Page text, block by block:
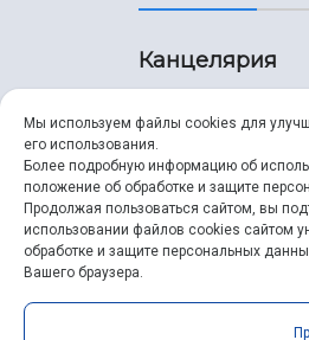
Канцелярия
8 (846) 267-
ssau@ssau.ru
Мы используем файлы cookies для
его использования.
Более подробную информацию об
положение об обработке и защите
Продолжая пользоваться сайтом, вы
использовании файлов cookies сайтом
обработке и защите персональных
Вашего браузера.